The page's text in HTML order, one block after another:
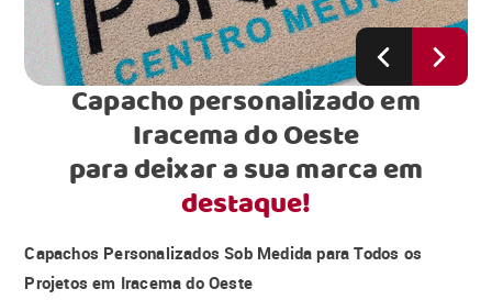
Capacho personalizado em
Iracema do Oeste
para deixar a sua marca em
destaque!
Capachos Personalizados Sob Medida para Todos os
Projetos em Iracema do Oeste